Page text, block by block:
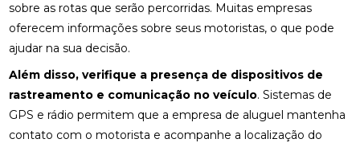
sobre as rotas que serão percorridas. Muitas empresas
oferecem informações sobre seus motoristas, o que pode
ajudar na sua decisão.
Além disso, verifique a presença de dispositivos de
rastreamento e comunicação no veículo. Sistemas de
GPS e rádio permitem que a empresa de aluguel mantenha
contato com o motorista e acompanhe a localização do